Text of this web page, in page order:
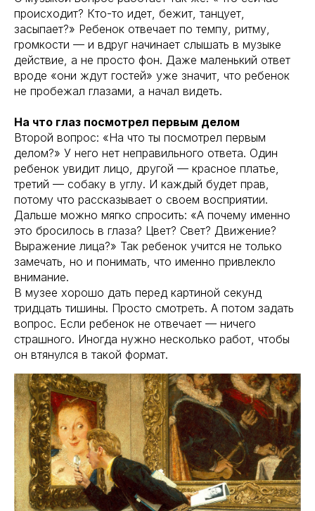
происходит? Кто-то идет, бежит, танцует,
засыпает?» Ребенок отвечает по темпу, ритму,
громкости — и вдруг начинает слышать в музыке
действие, а не просто фон. Даже маленький ответ
вроде «они ждут гостей» уже значит, что ребенок
не пробежал глазами, а начал видеть.
На что глаз посмотрел первым делом
Второй вопрос: «На что ты посмотрел первым
делом?» У него нет неправильного ответа. Один
ребенок увидит лицо, другой — красное платье,
третий — собаку в углу. И каждый будет прав,
потому что рассказывает о своем восприятии.
Дальше можно мягко спросить: «А почему именно
это бросилось в глаза? Цвет? Свет? Движение?
Выражение лица?» Так ребенок учится не только
замечать, но и понимать, что именно привлекло
внимание.
В музее хорошо дать перед картиной секунд
тридцать тишины. Просто смотреть. А потом задать
вопрос. Если ребенок не отвечает — ничего
страшного. Иногда нужно несколько работ, чтобы
он втянулся в такой формат.